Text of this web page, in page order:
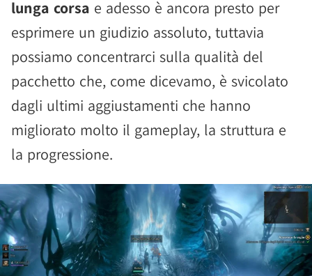
lunga corsa e adesso è ancora presto per
esprimere un giudizio assoluto, tuttavia
possiamo concentrarci sulla qualità del
pacchetto che, come dicevamo, è svicolato
dagli ultimi aggiustamenti che hanno
migliorato molto il gameplay, la struttura e
la progressione.